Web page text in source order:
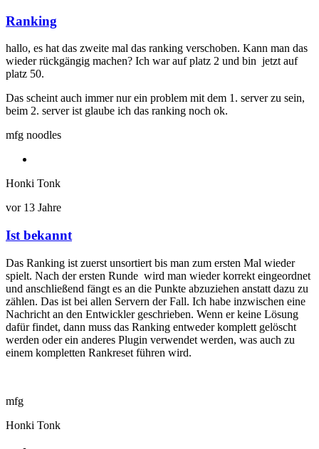
Ranking
hallo, es hat das zweite mal das ranking verschoben. Kann man das
wieder rückgängig machen? Ich war auf platz 2 und bin jetzt auf
platz 50.
Das scheint auch immer nur ein problem mit dem 1. server zu sein,
beim 2. server ist glaube ich das ranking noch ok.
mfg noodles
Honki Tonk
vor 13 Jahre
Antwort
Ranking
von
Noodles
Ist bekannt
Das Ranking ist zuerst unsortiert bis man zum ersten Mal wieder
spielt. Nach der ersten Runde wird man wieder korrekt eingeordnet
und anschließend fängt es an die Punkte abzuziehen anstatt dazu zu
zählen. Das ist bei allen Servern der Fall. Ich habe inzwischen eine
Nachricht an den Entwickler geschrieben. Wenn er keine Lösung
dafür findet, dann muss das Ranking entweder komplett gelöscht
werden oder ein anderes Plugin verwendet werden, was auch zu
einem kompletten Rankreset führen wird.
mfg
Honki Tonk